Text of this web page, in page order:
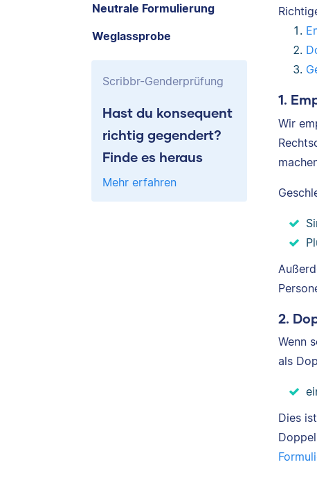
Neutrale Formulierung
Weglassprobe
Scribbr-Genderprüfung
Hast du konsequent
richtig gegendert?
Finde es heraus
Mehr erfahren
1.
Wir
2.
Wenn
als
Dies